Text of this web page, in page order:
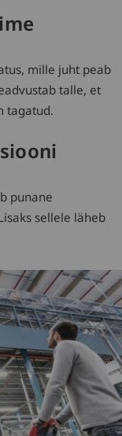
mille juht peab
talle, et
tagatud.
punane
sellele läheb